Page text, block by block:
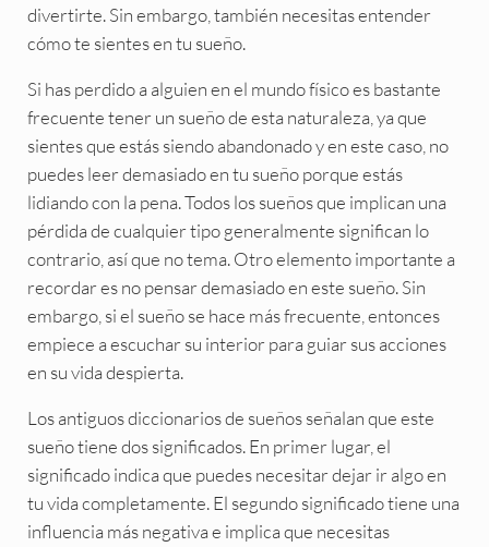
divertirte. Sin embargo, también necesitas entender
cómo te sientes en tu sueño.
Si has perdido a alguien en el mundo físico es bastante
frecuente tener un sueño de esta naturaleza, ya que
sientes que estás siendo abandonado y en este caso, no
puedes leer demasiado en tu sueño porque estás
lidiando con la pena. Todos los sueños que implican una
pérdida de cualquier tipo generalmente significan lo
contrario, así que no tema. Otro elemento importante a
recordar es no pensar demasiado en este sueño. Sin
embargo, si el sueño se hace más frecuente, entonces
empiece a escuchar su interior para guiar sus acciones
en su vida despierta.
Los antiguos diccionarios de sueños señalan que este
sueño tiene dos significados. En primer lugar, el
significado indica que puedes necesitar dejar ir algo en
tu vida completamente. El segundo significado tiene una
influencia más negativa e implica que necesitas